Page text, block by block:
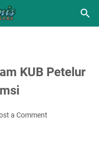
KUB Petelur
a Comment